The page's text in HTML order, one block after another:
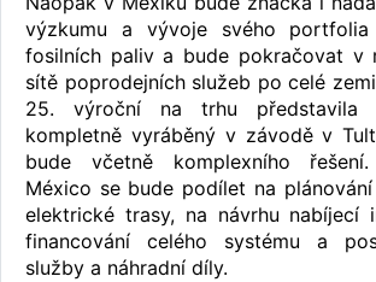
výzkumu a vývoje svého
fosilních paliv a bude pokračovat v
sítě poprodejních služeb po celé
25. výroční na trhu představila
kompletně vyráběný v závodě v
bude včetně komplexního
México se bude podílet na
elektrické trasy, na návrhu nabíjecí
financování celého systému a
služby a náhradní díly.